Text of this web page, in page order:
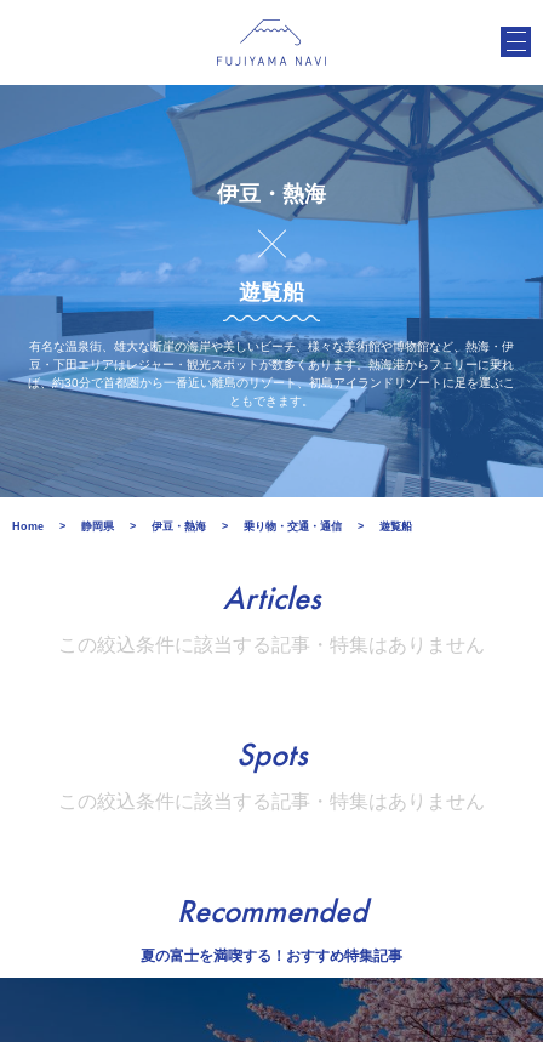
伊豆・熱海
遊覧船
有名な温泉街、雄大な断崖の海岸や美しいビーチ、様々な美術館や博物館など、熱海・伊
豆・下田エリアはレジャー・観光スポットが数多くあります。熱海港からフェリーに乗れ
ば、約30分で首都圏から一番近い離島のリゾート、初島アイランドリゾートに足を運ぶこ
ともできます。
Home 静岡県 伊豆・熱海 乗り物・交通・通信 遊覧船
Articles
この絞込条件に該当する記事・特集はありません
Spots
この絞込条件に該当する記事・特集はありません
Recommended
夏の富士を満喫する！おすすめ特集記事